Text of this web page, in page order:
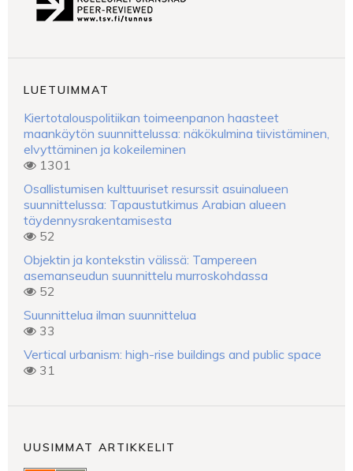
LUETUIMMAT
Kiertotalouspolitiikan toimeenpanon haasteet
maankäytön suunnittelussa: näkökulmina tiivistäminen,
elvyttäminen ja kokeileminen
1301
Osallistumisen kulttuuriset resurssit asuinalueen
suunnittelussa: Tapaustutkimus Arabian alueen
täydennysrakentamisesta
52
Objektin ja kontekstin välissä: Tampereen
asemanseudun suunnittelu murroskohdassa
52
Suunnittelua ilman suunnittelua
33
Vertical urbanism: high-rise buildings and public space
31
UUSIMMAT ARTIKKELIT